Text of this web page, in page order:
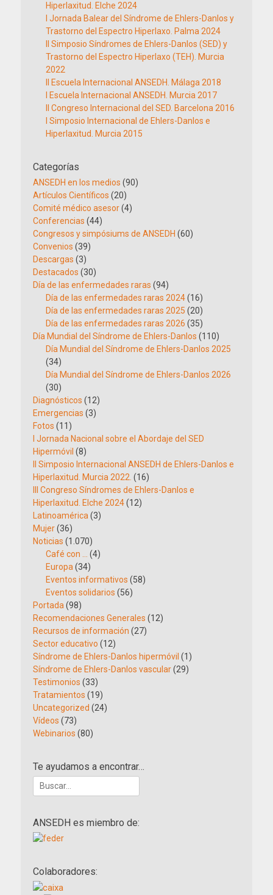
Hiperlaxitud. Elche 2024
I Jornada Balear del Síndrome de Ehlers-Danlos y
Trastorno del Espectro Hiperlaxo. Palma 2024
II Simposio Síndromes de Ehlers-Danlos (SED) y
Trastorno del Espectro Hiperlaxo (TEH). Murcia
2022
II Escuela Internacional ANSEDH. Málaga 2018
I Escuela Internacional ANSEDH. Murcia 2017
II Congreso Internacional del SED. Barcelona 2016
I Simposio Internacional de Ehlers-Danlos e
Hiperlaxitud. Murcia 2015
Categorías
ANSEDH en los medios (90)
Artículos Científicos (20)
Comité médico asesor(4)
Conferencias (44)
Congresos y simpósiums de ANSEDH (60)
Convenios (39)
Descargas (3)
Destacados (30)
Día de las enfermedades raras (94)
Día de las enfermedades raras 2024(16)
Día de las enfermedades raras 2025 (20)
Día de las enfermedades raras 2026 (35)
Día Mundial del Síndrome de Ehlers-Danlos (110)
Día Mundial del Síndrome de Ehlers-Danlos 2025
(34)
Día Mundial del Síndrome de Ehlers-Danlos 2026
(30)
Diagnósticos (12)
Emergencias (3)
Fotos (11)
I Jornada Nacional sobre el Abordaje del SED
Hipermóvil (8)
II Simposio Internacional ANSEDH de Ehlers-Danlos e
Hiperlaxitud. Murcia 2022. (16)
III Congreso Síndromes de Ehlers-Danlos e
Hiperlaxitud. Elche 2024(12)
Latinoamérica (3)
Mujer(36)
Noticias (1.070)
Café con …
(4)
Europa (34)
Eventos informativos (58)
Eventos solidarios (56)
Portada (98)
Recomendaciones Generales (12)
Recursos de información (27)
Sector educativo (12)
Síndrome de Ehlers-Danlos hipermóvil (1)
Síndrome de Ehlers-Danlos vascular(29)
Testimonios (33)
Tratamientos (19)
Uncategorized (24)
Vídeos (73)
Webinarios (80)
Te ayudamos a encontrar…
Buscar:
ANSEDH es miembro de:
Colaboradores: